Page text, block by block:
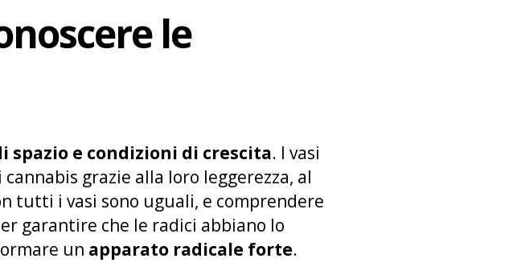
le
e condizioni di crescita. I vasi
grazie alla loro leggerezza, al
tutti i vasi sono uguali, e comprendere
garantire che le radici abbiano lo
un apparato radicale forte.